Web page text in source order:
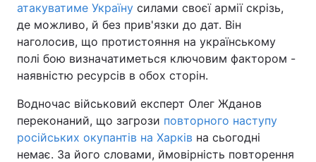
атакуватиме Україну силами своєї армії скрізь,
де можливо, й без прив'язки до дат. Він
наголосив, що протистояння на українському
полі бою визначатиметься ключовим фактором -
наявністю ресурсів в обох сторін.
Водночас військовий експерт Олег Жданов
переконаний, що загрози повторного наступу
російських окупантів на Харків на сьогодні
немає. За його словами, ймовірність повторення